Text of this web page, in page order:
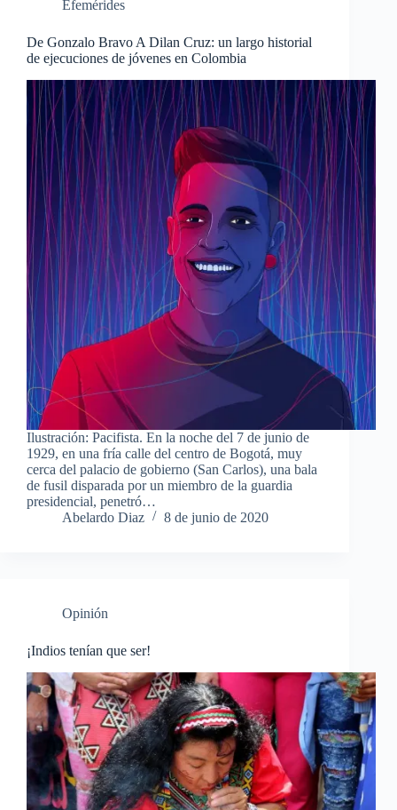
Efemérides
De Gonzalo Bravo A Dilan Cruz: un largo historial
de ejecuciones de jóvenes en Colombia
Ilustración: Pacifista. En la noche del 7 de junio de
1929, en una fría calle del centro de Bogotá, muy
cerca del palacio de gobierno (San Carlos), una bala
de fusil disparada por un miembro de la guardia
presidencial, penetró…
Abelardo Diaz
8 de junio de 2020
Opinión
¡Indios tenían que ser!